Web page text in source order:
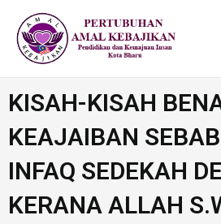
content
KISAH-KISAH
KEAJAIBAN
INFAQ SEDEKAH
KERANA ALLAH